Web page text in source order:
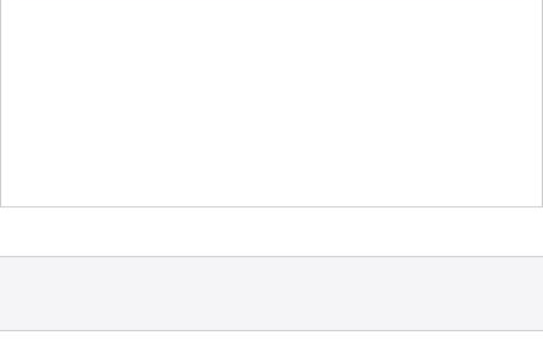
риск несчастных случаев и